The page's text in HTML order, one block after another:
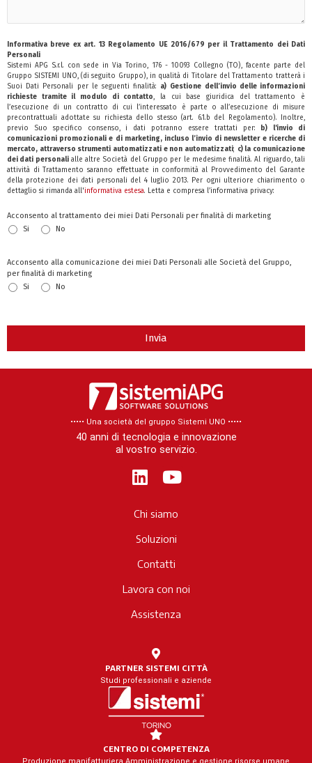
Informativa breve ex art. 13 Regolamento UE 2016/679 per il Trattamento dei Dati
Personali
Sistemi APG S.r.l. con sede in Via Torino, 176 - 10093 Collegno (TO), facente parte del
Gruppo SISTEMI UNO, (di seguito Gruppo), in qualità di Titolare del Trattamento tratterà i
Suoi Dati Personali per le seguenti finalità: a) Gestione dell’invio delle informazioni
richieste tramite il modulo di contatto, la cui base giuridica del trattamento è
l’esecuzione di un contratto di cui l’interessato è parte o all’esecuzione di misure
precontrattuali adottate su richiesta dello stesso (art. 6.1.b del Regolamento). Inoltre,
previo Suo specifico consenso, i dati potranno essere trattati per:
b)
l'invio di
comunicazioni promozionali e di marketing, incluso l’invio di newsletter e ricerche di
mercato, attraverso strumenti automatizzati e non automatizzati; c) la comunicazione
dei dati personalialle altre Società del Gruppo per le medesime finalità. Al riguardo, tali
attività di Trattamento saranno effettuate in conformità al Provvedimento del Garante
della protezione dei dati personali del 4 luglio 2013. Per ogni ulteriore chiarimento o
dettaglio si rimanda all'informativa estesa. Letta e compresa l’informativa privacy:
Acconsento al trattamento dei miei Dati Personali per finalità di marketing
Si
No
Acconsento alla comunicazione dei miei Dati Personali alle Società del Gruppo,
per finalità di marketing
Si
No
Invia
Company
••••• Una società del gruppo Sistemi UNO​ •••••
40 anni di tecnologia e innovazione
al vostro servizio.
L
i
n
e
d
n
Y
u
u
b
Chi siamo
Soluzioni
Contatti
Lavora con noi
Assistenza
PARTNER SISTEMI CITTÀ
Studi professionali e aziende
CENTRO DI COMPETENZA